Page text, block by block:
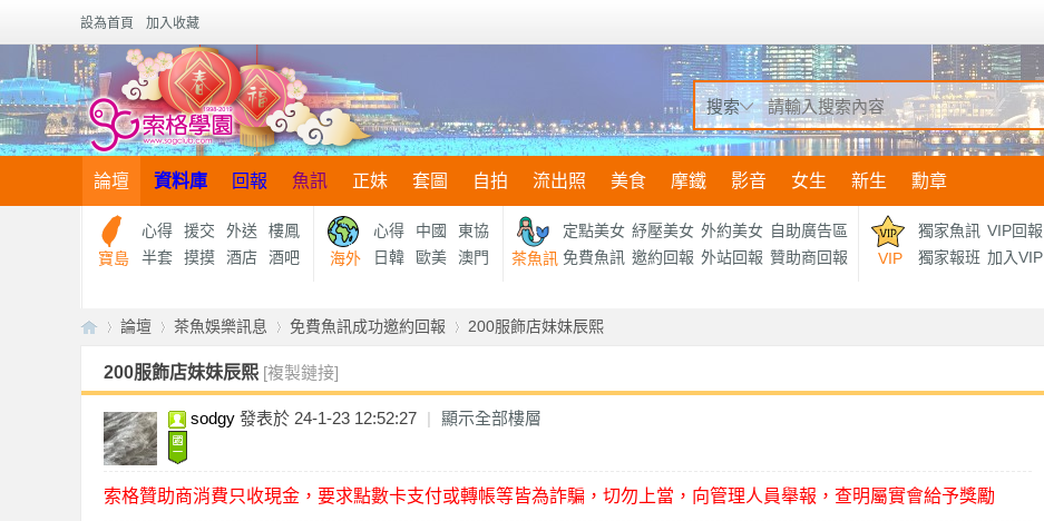
設為首頁 加入收藏
搜索
論壇 資料庫 回報 魚訊 正妹 套圖 自拍 流出照 美食 摩鐵 影音 女生 新生 勳章
寶島
心得 援交 外送
樓鳳
半套
摸摸 酒店 酒吧 海外
心得 中國
東協
日韓
歐美 澳門 茶魚訊
定點美女 紓壓美女 外約美女 自助廣告區
免費魚訊 邀約回報 外站回報 贊助商回報 VIP
獨家魚訊 VIP回報
獨家報班 加入VIP
»
論壇
›
茶魚娛樂訊息
›
免費魚訊成功邀約回報
›
200服飾店妹妹辰熙
200服飾店妹妹辰熙 [複製鏈接]
sodgy 發表於 24-1-23 12:52:27 | 顯示全部樓層
索格贊助商消費只收現金，要求點數卡支付或轉帳等皆為詐騙，切勿上當，向管理人員舉報，查明屬實會給予獎勵